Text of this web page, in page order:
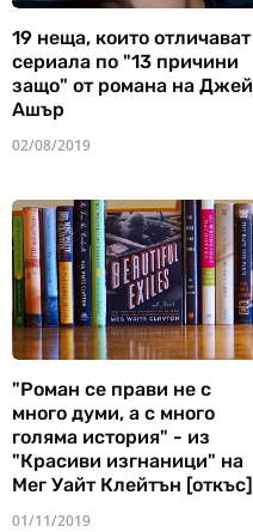
19 неща, които отличават
сериала по "13 причини
защо" от романа на Джей
Ашър
02/08/2019
"Роман се прави не с
много думи, а с много
голяма история" - из
"Красиви изгнаници" на
Мег Уайт Клейтън [откъс]
01/11/2019